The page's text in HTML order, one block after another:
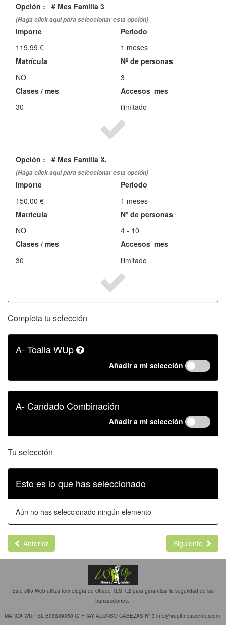
Opción : # Mes Familia 3
(Haga click aquí para seleccionar esta opción)
Importe
119.99 €
Periodo
1 meses
Matrícula
NO
Nº de personas
3
Clases / mes
30
Accesos_mes
ilimitado
Opción : # Mes Familia X.
(Haga click aquí para seleccionar esta opción)
Importe
150.00 €
Periodo
1 meses
Matrícula
NO
Nº de personas
4 - 10
Clases / mes
30
Accesos_mes
ilimitado
Completa tu selección
A- Toalla WUp
Añadir a mi selección
A- Candado Combinación
Añadir a mi selección
Tu selección
Esto es lo que has seleccionado
Aún no has seleccionado ningún elemento
Anterior Siguiente
Este sitio Web utiliza tecnología de cifrado TLS 1.2 para garantizar la seguridad de las
transacciones.
MARCA WUP SL B06689350 C/ FRAY ALONSO CABEZAS Nº 3 info@wupfitnesscenter.com